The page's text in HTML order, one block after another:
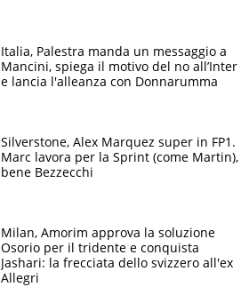
Italia, Palestra manda un messaggio a
Mancini, spiega il motivo del no all’Inter
e lancia l'alleanza con Donnarumma
Silverstone, Alex Marquez super in FP1.
Marc lavora per la Sprint (come Martin),
bene Bezzecchi
Milan, Amorim approva la soluzione
Osorio per il tridente e conquista
Jashari: la frecciata dello svizzero all'ex
Allegri